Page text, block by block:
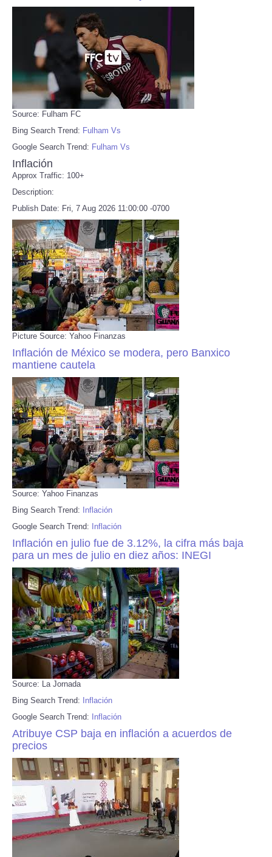
Source: Fulham FC
Bing Search Trend: Fulham Vs
Google Search Trend: Fulham Vs
Inflación
Approx Traffic: 100+
Description:
Publish Date: Fri, 7 Aug 2026 11:00:00 -0700
Picture Source: Yahoo Finanzas
Inflación de México se modera, pero Banxico
mantiene cautela
Source: Yahoo Finanzas
Bing Search Trend: Inflación
Google Search Trend: Inflación
Inflación en julio fue de 3.12%, la cifra más baja
para un mes de julio en diez años: INEGI
Source: La Jornada
Bing Search Trend: Inflación
Google Search Trend: Inflación
Atribuye CSP baja en inflación a acuerdos de
precios